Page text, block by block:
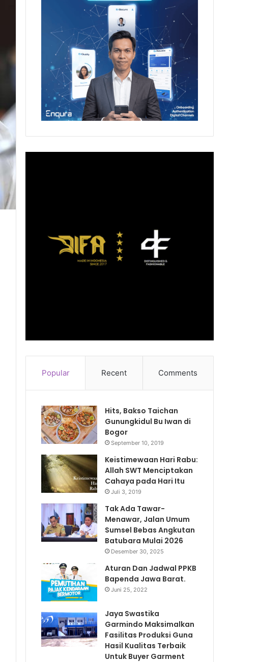
Popular Recent Comments
Hits, Bakso Taichan
Gunungkidul Bu Iwan di
Bogor
September 10, 2019
Keistimewaan Hari Rabu:
Allah SWT Menciptakan
Cahaya pada Hari Itu
Juli 3, 2019
Tak Ada Tawar-
Menawar, Jalan Umum
Sumsel Bebas Angkutan
Batubara Mulai 2026
Desember 30, 2025
Aturan Dan Jadwal PPKB
Bapenda Jawa Barat.
Juni 25, 2022
Jaya Swastika
Garmindo Maksimalkan
Fasilitas Produksi Guna
Hasil Kualitas Terbaik
Untuk Buyer Garment